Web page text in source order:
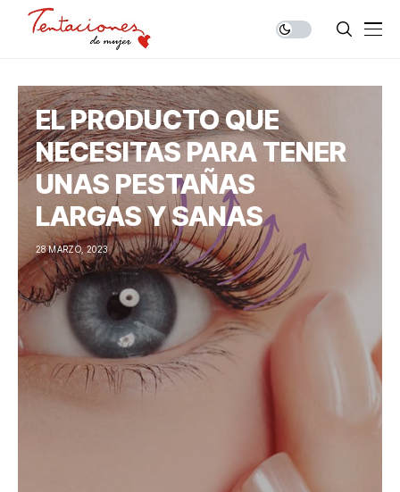
EL PRODUCTO QUE
NECESITAS PARA TENER
UNAS PESTAÑAS
LARGAS Y SANAS
28 MARZO, 2023